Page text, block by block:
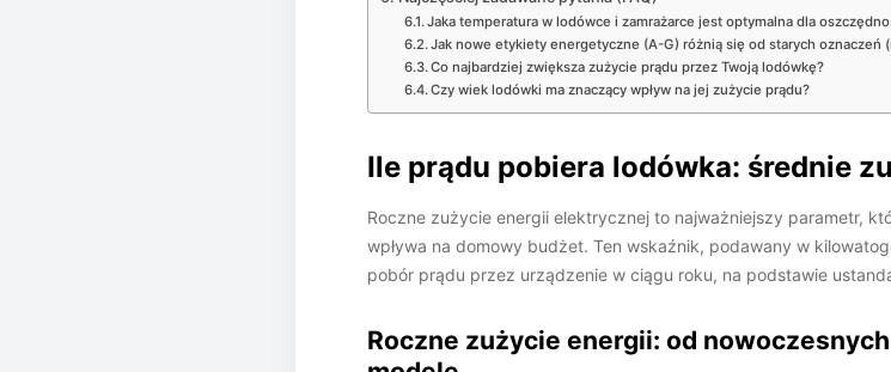
Jaka temperatura w lodówce i zamrażarce jest optymalna dla
Jak nowe etykiety energetyczne (A-G) różnią się od starych oznaczeń
Co najbardziej zwiększa zużycie prądu przez Twoją lodówkę?
Czy wiek lodówki ma znaczący wpływ na jej zużycie prądu?
Ile prądu pobiera lodówka: średnie
Roczne zużycie energii elektrycznej to najważniejszy parametr,
wpływa na domowy budżet. Ten wskaźnik, podawany w
pobór prądu przez urządzenie w ciągu roku, na podstawie
Roczne zużycie energii: od